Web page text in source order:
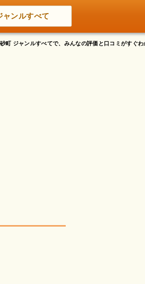
ャンルすべて
町 ジャンルすべてで、みんなの評価と口コミがすぐ